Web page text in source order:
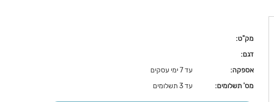
מק"ט:
דגם:
אספקה:
עד 7 ימי עסקים
מס' תשלומים:
עד 3 תשלומים